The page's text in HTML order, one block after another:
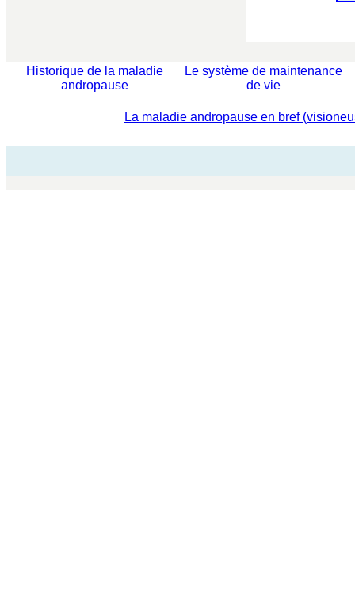
Historique de la maladie
andropause
Le système de maintenance
de vie
La maladie andropause en bref